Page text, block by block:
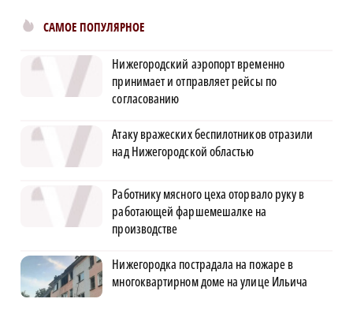
САМОЕ ПОПУЛЯРНОЕ
Нижегородский аэропорт временно
принимает и отправляет рейсы по
согласованию
Атаку вражеских беспилотников отразили
над Нижегородской областью
Работнику мясного цеха оторвало руку в
работающей фаршемешалке на
производстве
Нижегородка пострадала на пожаре в
многоквартирном доме на улице Ильича